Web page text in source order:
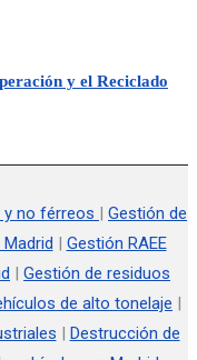
y el Reciclado
y no férreos
Gestión de
Gestión RAEE
Gestión de residuos
de alto tonelaje
Destrucción de